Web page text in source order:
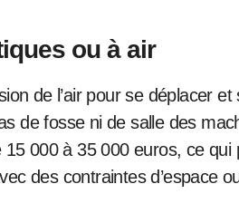
ou à air
de l’air pour se déplacer
de fosse ni de salle des
000 à 35 000 euros, ce
des contraintes d’espace